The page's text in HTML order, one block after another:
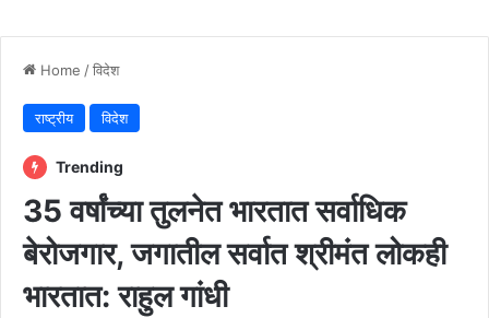
Home /विदेश
राष्ट्रीय विदेश
Trending
35 वर्षांच्या तुलनेत भारतात सर्वाधिक
बेरोजगार, जगातील सर्वात श्रीमंत लोकही
भारतात: राहुल गांधी